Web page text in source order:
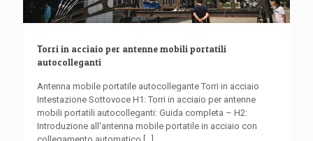
Torri in acciaio per antenne mobili portatili
autocolleganti
Antenna mobile portatile autocollegante Torri in acciaio
Intestazione Sottovoce H1: Torri in acciaio per antenne
mobili portatili autocolleganti: Guida completa – H2:
Introduzione all'antenna mobile portatile in acciaio con